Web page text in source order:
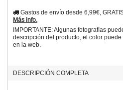
Gastos de envío desde 6,99€,
Más info.
IMPORTANTE: Algunas fotografías
descripción del producto, el color
en la web.
DESCRIPCIÓN COMPLETA